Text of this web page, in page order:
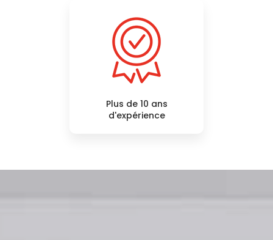
Plus de 10 ans
d'expérience